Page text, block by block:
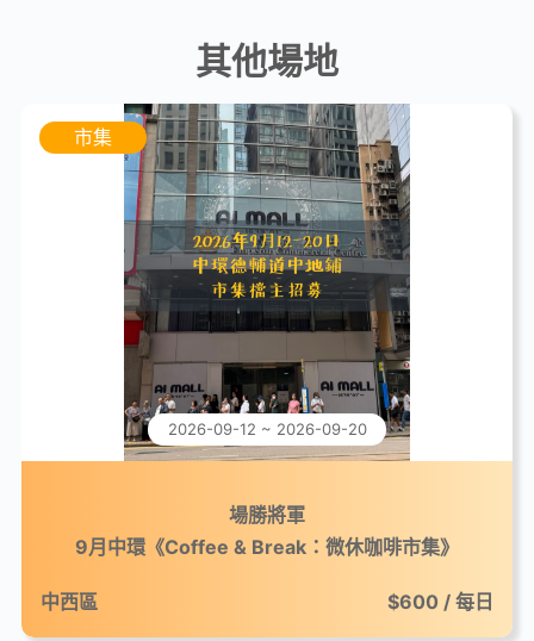
其他場地
市集
2026-09-12 ~ 2026-09-20
場勝將軍
9月中環《Coffee & Break：微休咖啡市集》
中西區 $600 / 每日